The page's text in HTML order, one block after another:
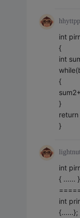
int
{
int
{
}
return
}
lightnut
int
{ ...... }
int
{......};